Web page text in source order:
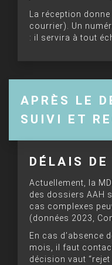
La réception
courrier). Un
: il servira à tout
APRÈS LE
SUIVI ET
DÉLAIS
Actuellement, la
des dossiers AAH
cas complexes
(données 2023,
En cas d’absence
mois, il faut
décision vaut